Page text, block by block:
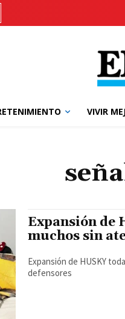
VIVIR
Expansión de
muchos sin
Expansión de HUSKY
defensores